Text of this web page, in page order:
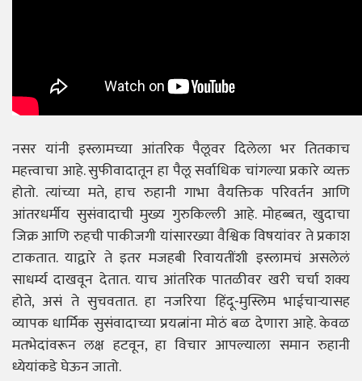
नसर यांनी इस्लामच्या आंतरिक पैलूवर दिलेला भर तितकाच
महत्त्वाचा आहे. सुफीवादातून हा पैलू सर्वाधिक चांगल्या प्रकारे व्यक्त
होतो. त्यांच्या मते, हाच रुहानी गाभा वैयक्तिक परिवर्तन आणि
आंतरधर्मीय सुसंवादाची मुख्य गुरुकिल्ली आहे. मोहब्बत, खुदाचा
जिक्र आणि रुहची पाकीजगी यांसारख्या वैश्विक विषयांवर ते प्रकाश
टाकतात. याद्वारे ते इतर मजहबी रिवायतींशी इस्लामचं असलेलं
साधर्म्य दाखवून देतात. याच आंतरिक पातळीवर खरी चर्चा शक्य
होते, असं ते सुचवतात. हा नजरिया हिंदू-मुस्लिम भाईचाऱ्यासह
व्यापक धार्मिक सुसंवादाच्या प्रयत्नांना मोठं बळ देणारा आहे. केवळ
मतभेदांवरून लक्ष हटवून, हा विचार आपल्याला समान रुहानी
ध्येयांकडे घेऊन जातो.